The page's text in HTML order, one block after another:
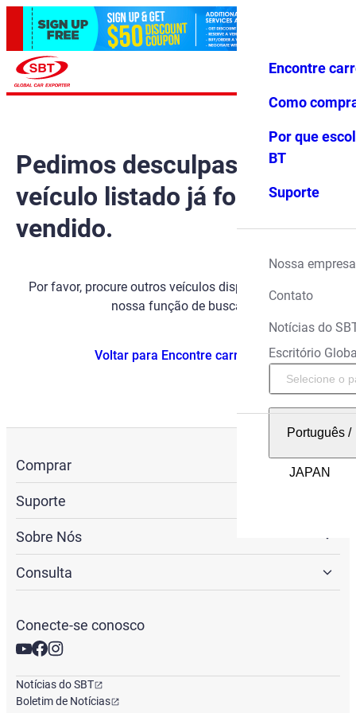
Favoritos Menu
Encontre
Como
Por que
BT
Suporte
Nossa empresa
Contato
Notícias do
Escritório
Português/
Pedimos desculpas, mas o
veículo listado já foi
vendido.
Por favor, procure outros veículos disponíveis usando
nossa função de busca.
Voltar para Encontre carros
Comprar
Suporte
Sobre Nós
Consulta
Conecte-se conosco
Notícias do SBT
Boletim de Notícias